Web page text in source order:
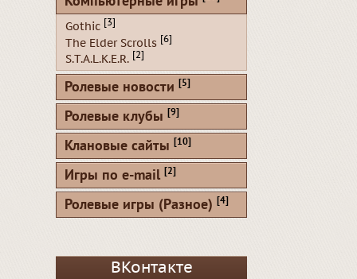
Gothic [3]
The Elder Scrolls [6]
S.T.A.L.K.E.R. [2]
Ролевые новости [5]
Ролевые клубы [9]
Клановые сайты [10]
Игры по e-mail [2]
Ролевые игры (Разное) [4]
ВКонтакте